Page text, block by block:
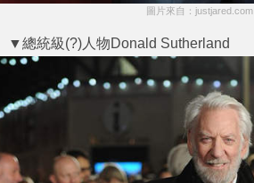
圖片來自：justjared.com
▼總統級(?)人物Donald Sutherland